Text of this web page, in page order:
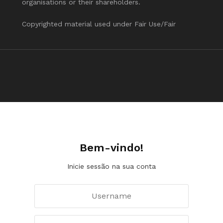
organisations or their shareholders.
Copyrighted material used under Fair Use/Fair
Bem-vindo!
Inicie sessão na sua conta